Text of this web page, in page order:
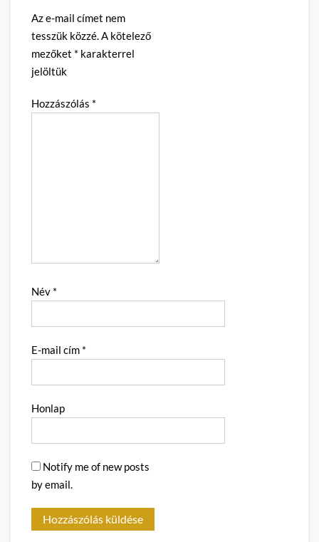
Az e-mail címet nem
tesszük közzé.A kötelező
mezőket * karakterrel
jelöltük
Hozzászólás *
Név *
E-mail cím *
Honlap
Notify me of new posts
by email.